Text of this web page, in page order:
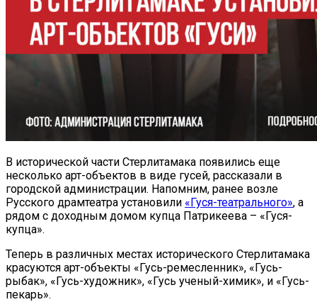
В исторической части Стерлитамака появились еще
несколько арт-объектов в виде гусей, рассказали в
городской администрации. Напомним, ранее возле
Русского драмтеатра установили «Гуся-театрального», а
рядом с доходным домом купца Патрикеева – «Гуся-
купца».
Теперь в различных местах исторического Стерлитамака
красуются арт-объекты «Гусь-ремесленник», «Гусь-
рыбак», «Гусь-художник», «Гусь ученый-химик», и «Гусь-
пекарь».